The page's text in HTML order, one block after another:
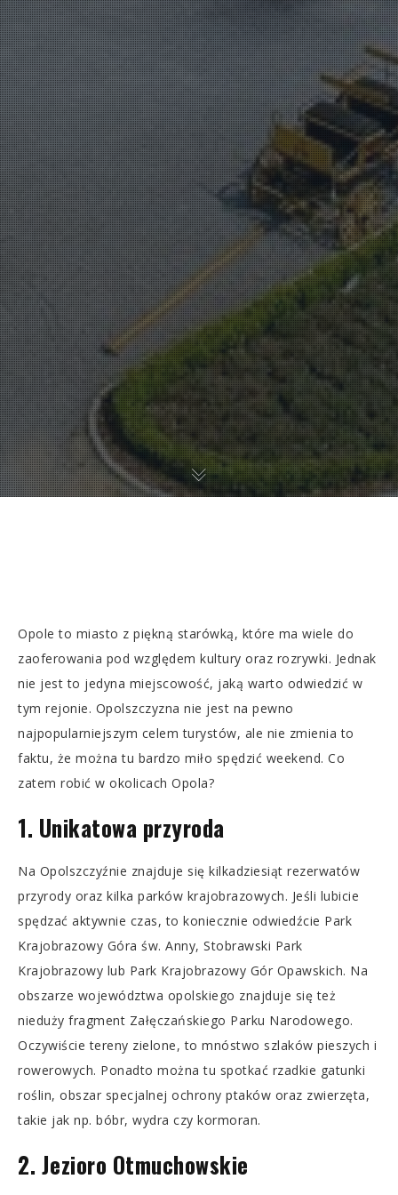
Opole to miasto z piękną starówką, które ma wiele do
zaoferowania pod względem kultury oraz rozrywki. Jednak
nie jest to jedyna miejscowość, jaką warto odwiedzić w
tym rejonie. Opolszczyzna nie jest na pewno
najpopularniejszym celem turystów, ale nie zmienia to
faktu, że można tu bardzo miło spędzić weekend. Co
zatem robić w okolicach Opola?
1. Unikatowa przyroda
Na Opolszczyźnie znajduje się kilkadziesiąt rezerwatów
przyrody oraz kilka parków krajobrazowych. Jeśli lubicie
spędzać aktywnie czas, to koniecznie odwiedźcie Park
Krajobrazowy Góra św. Anny, Stobrawski Park
Krajobrazowy lub Park Krajobrazowy Gór Opawskich. Na
obszarze województwa opolskiego znajduje się też
nieduży fragment Załęczańskiego Parku Narodowego.
Oczywiście tereny zielone, to mnóstwo szlaków pieszych i
rowerowych. Ponadto można tu spotkać rzadkie gatunki
roślin, obszar specjalnej ochrony ptaków oraz zwierzęta,
takie jak np. bóbr, wydra czy kormoran.
2. Jezioro Otmuchowskie